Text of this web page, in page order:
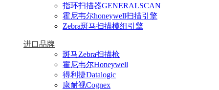
指环扫描器GENERALSCAN
霍尼韦尔honeywell扫描引擎
Zebra斑马扫描模组引擎
进口品牌
斑马Zebra扫描枪
霍尼韦尔Honeywell
得利捷Datalogic
康耐视Cognex